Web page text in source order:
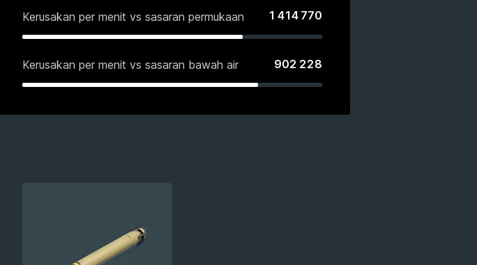
Kerusakan per menit vs sasaran permukaan 1 414 770
Kerusakan per menit vs sasaran bawah air 902 228